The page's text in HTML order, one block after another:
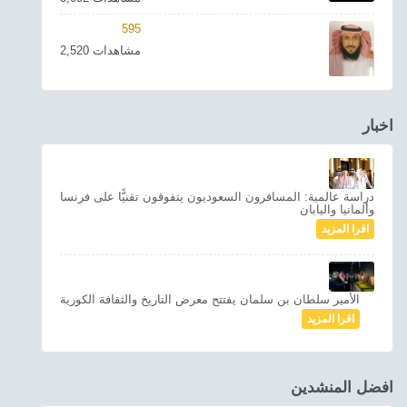
595
2,520 مشاهدات
اخبار
دراسة عالمية: المسافرون السعوديون يتفوقون تقنيًّا على فرنسا
وألمانيا واليابان
اقرا المزيد
الأمير سلطان بن سلمان يفتتح معرض التاريخ والثقافة الكورية
اقرا المزيد
افضل المنشدين